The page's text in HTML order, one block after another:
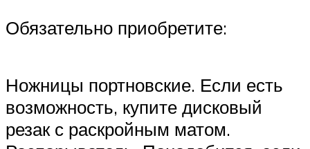
Обязательно приобретите:
Ножницы портновские. Если есть
возможность, купите дисковый
резак с раскройным матом.